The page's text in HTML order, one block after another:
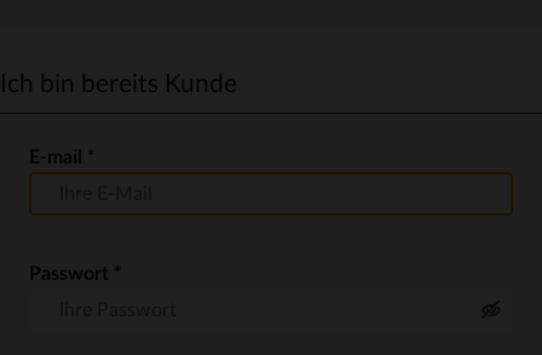
Ich bin bereits Kunde
E-mail *
Passwort *